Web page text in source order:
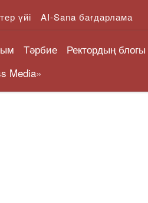
үйі AI-Sana бағдарлама
Тәрбие Ректордың блогы
Media»